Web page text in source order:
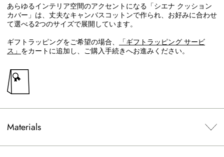
あらゆるインテリア空間のアクセントになる「シエナ クッション
カバー」は、丈夫なキャンバスコットンで作られ、お好みに合わせ
て選べる2つのサイズで展開しています。
ギフトラッピングをご希望の場合、
「ギフトラッピング サービ
ス」 をカートに追加し、ご購入手続きへお進みください。
Materials